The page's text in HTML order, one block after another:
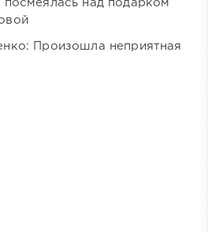
над подарком
Произошла неприятная